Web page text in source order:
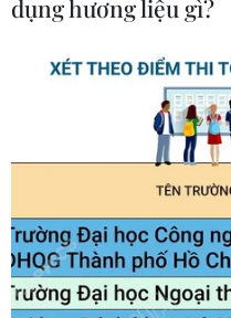
Thủ tướng Lê Minh
tịch Quốc hội Lào
Đồng chí
và dấu ấn đậm nét vun
nghị đặc biệt Việt-Lào
10/08/2026 01:50
dụng hương liệu gì?